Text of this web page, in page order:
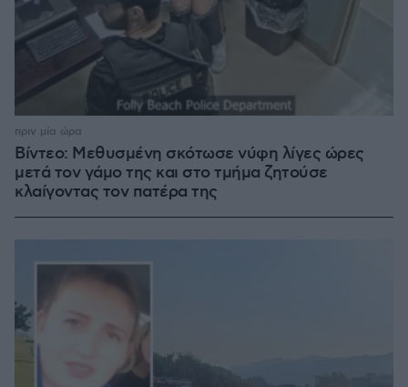
Βίντεο: Μεθυσμένη σκότωσε νύφη λίγες ώρες
μετά τον γάμο της και στο τμήμα ζητούσε
κλαίγοντας τον πατέρα της
πριν μία ώρα